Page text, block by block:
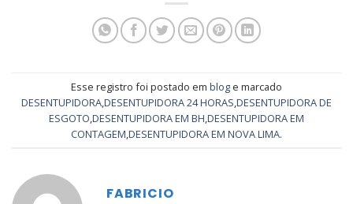
Esse registro foi postado em blog e marcado
DESENTUPIDORADESENTUPIDORA 24 HORAS DESENTUPIDORA DE
ESGOTO DESENTUPIDORA EM BH DESENTUPIDORA EM
CONTAGEM DESENTUPIDORA EM NOVA LIMA.
FABRICIO